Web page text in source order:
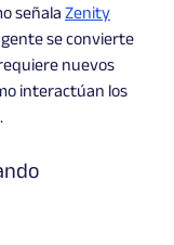
señala Zenity
se convierte
nuevos
interactúan los